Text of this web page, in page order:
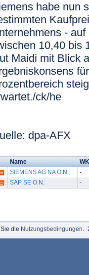
habe nun
-
10,40 bis
Maidi mit Blick
ck/he
dpa-AFX
Name
SIEMENS AG NA O.N.
-
SAP SE O.N.
-
die Nutzungsbedingungen.